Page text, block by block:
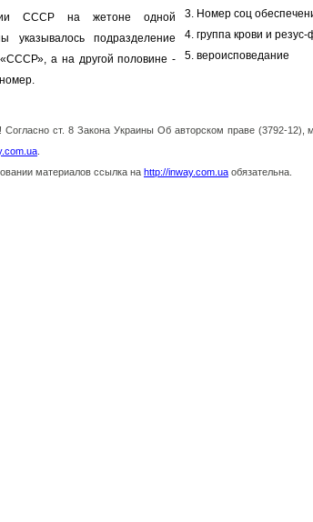
СССР на жетоне одной
указывалось подразделение
а на другой половине -
3. Номер соц
4. группа крови и резус-
5. вероисповедание
Согласно ст. 8 Закона Украины Об авторском праве (3792-
материалов ссылка на http://inway.com.ua обязательна.